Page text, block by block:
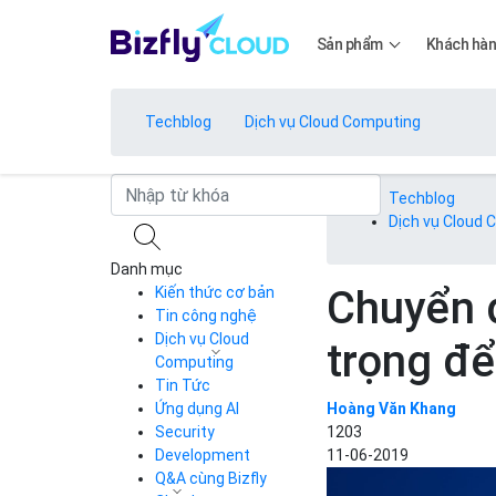
Sản phẩm
Bảng giá
Bảng giá
Khách
Techblog Dịch vụ Cloud Computing
Techblog
Dịch vụ Cloud
Chuyển
trọng
Hoàng Văn Khang
1203
11-06-2019
Danh mục
Kiến thức cơ bản
Tin công nghệ
Dịch vụ Cloud
Computing
Cloud Server
CDN
Load Balancer
Auto Scaling
Container Registry
Tin Tức
Ứng dụng AI
Security
Development
Q&A cùng Bizfly